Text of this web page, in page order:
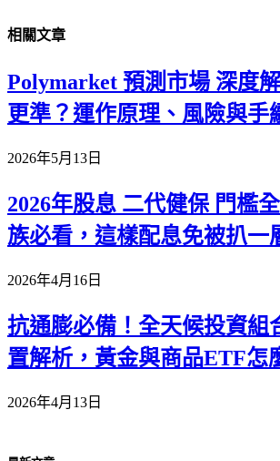
相關文章
Polymarket 預測市場 深度
更準？運作原理、風險與手
2026年5月13日
2026年股息 二代健保 門檻
族必看，這樣配息免被扒一
2026年4月16日
抗通膨必備！全天候投資組
置解析，黃金與商品ETF怎
2026年4月13日